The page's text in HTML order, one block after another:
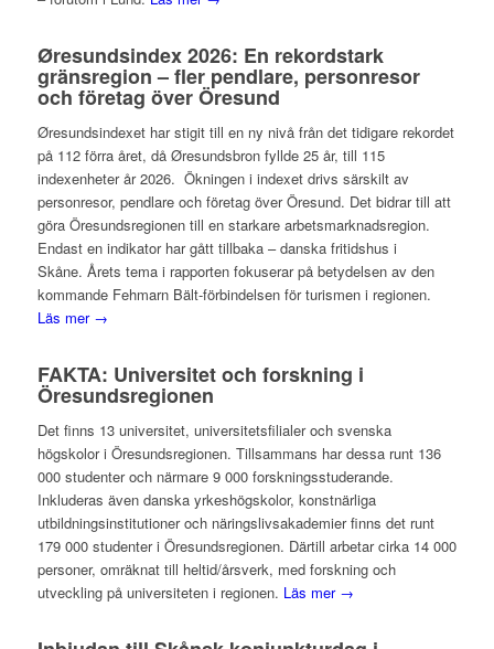
Øresundsindex 2026: En rekordstark
gränsregion – fler pendlare, personresor
och företag över Öresund
Øresundsindexet har stigit till en ny nivå från det tidigare rekordet
på 112 förra året, då Øresundsbron fyllde 25 år, till 115
indexenheter år 2026. Ökningen i indexet drivs särskilt av
personresor, pendlare och företag över Öresund. Det bidrar till att
göra Öresundsregionen till en starkare arbetsmarknadsregion.
Endast en indikator har gått tillbaka – danska fritidshus i
Skåne. Årets tema i rapporten fokuserar på betydelsen av den
kommande Fehmarn Bält-förbindelsen för turismen i regionen.
Läs mer →
FAKTA: Universitet och forskning i
Öresundsregionen
Det finns 13 universitet, universitetsfilialer och svenska
högskolor i Öresundsregionen. Tillsammans har dessa runt 136
000 studenter och närmare 9 000 forskningsstuderande.
Inkluderas även danska yrkeshögskolor, konstnärliga
utbildningsinstitutioner och näringslivsakademier finns det runt
179 000 studenter i Öresundsregionen. Därtill arbetar cirka 14 000
personer, omräknat till heltid/årsverk, med forskning och
utveckling på universiteten i regionen. Läs mer →